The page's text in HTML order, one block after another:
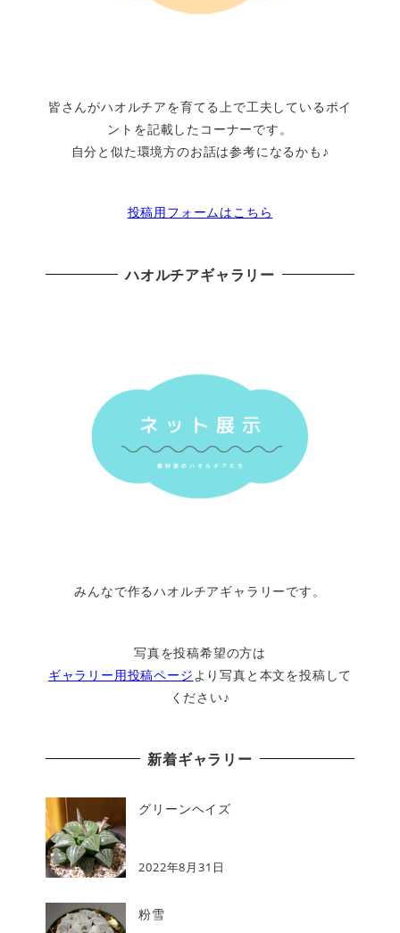
皆さんがハオルチアを育てる上で工夫しているポイ
ントを記載したコーナーです。
自分と似た環境方のお話は参考になるかも♪
投稿用フォームはこちら
ハオルチアギャラリー
みんなで作るハオルチアギャラリーです。
写真を投稿希望の方は
ギャラリー用投稿ページ より写真と本文を投稿して
ください♪
新着ギャラリー
グリーンヘイズ
2022年8月31日
粉雪